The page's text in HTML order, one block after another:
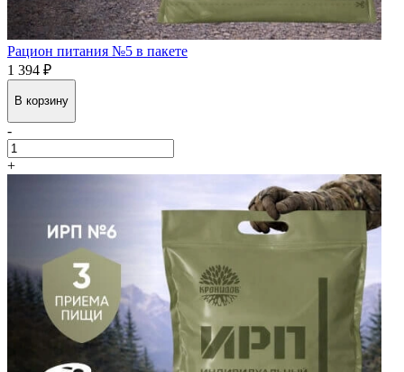
Рацион питания №5 в пакете
1 394 ₽
В корзину
-
+